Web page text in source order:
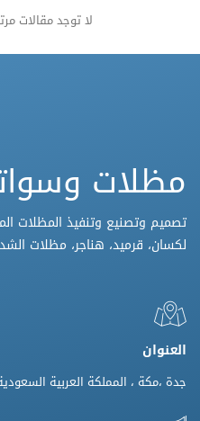
لا توجد مقالات
مظلات
تصميم وتصنيع وتنفيذ المظلات
لكسان، قرميد، هناجر، مظلات
العنوان
جدة ،مكة ، المملكة العربية